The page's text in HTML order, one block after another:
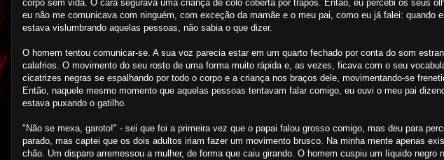
corpo sem vida. O cara segurava uma criança de colo coberta por trapos. Então, eu percebi os seus
eu não me comunicava com ninguém, com exceção da mamãe e o meu pai, como eu já falei: quando
estava vislumbrando aquelas pessoas, não sabia o que dizer.
O homem tentou comunicar-se. A sua voz parecia estar em um quarto fechado por conta do som
calafrios. O movimento do seu rosto de uma forma muito rápida e, as vezes, ficava com o seu
cicatrizes negras se espalhando por todo o corpo e a criança nos braços dele, movimentando-se
Então, naquele mesmo momento que aquelas pessoas tentavam falar comigo, eu ouvi o meu pai
estava puxando o gatilho.
"Não se mexa, garoto!" - sei que foi a primeira vez que o papai falou grosso comigo, mas deu para
parado, mas captei que os dois adultos iriam fazer um movimento brusco. Na minha mente apenas
chão. Um disparo arremessou a mulher, de forma que caiu girando. O homem cuspiu um líquido